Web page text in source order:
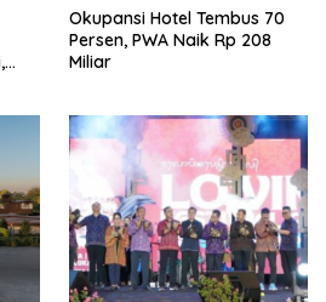
Okupansi Hotel Tembus 70
Persen, PWA Naik Rp 208
Miliar